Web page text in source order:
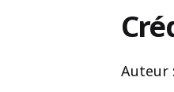
Auteur :